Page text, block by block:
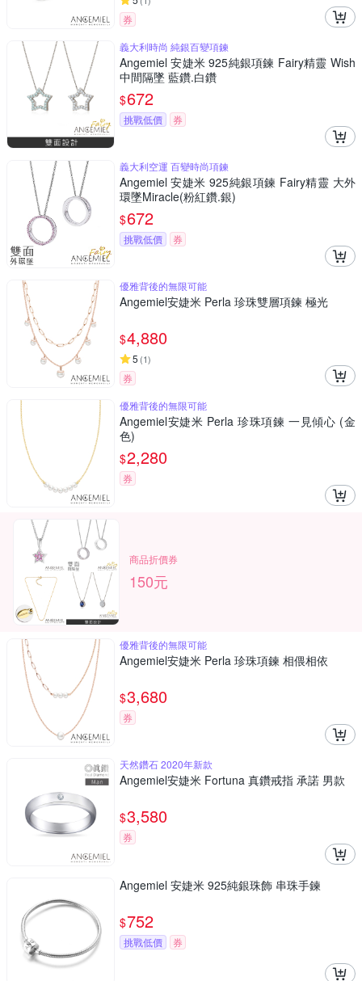
券
義大利時尚 純銀百變項鍊
Angemiel 安婕米 925純銀項鍊 Fairy精靈 Wish
中間隔墜 藍鑽.白鑽
$672
挑戰低價 券
義大利空運 百變時尚項鍊
Angemiel 安婕米 925純銀項鍊 Fairy精靈 大外
環墜Miracle(粉紅鑽.銀)
$672
挑戰低價 券
優雅背後的無限可能
Angemiel安婕米 Perla 珍珠雙層項鍊 極光
$4,880
5 (1)
券
優雅背後的無限可能
Angemiel安婕米 Perla 珍珠項鍊 一見傾心 (金
色)
$2,280
券
商品折價券
150元
優雅背後的無限可能
Angemiel安婕米 Perla 珍珠項鍊 相偎相依
$3,680
券
天然鑽石 2020年新款
Angemiel安婕米 Fortuna 真鑽戒指 承諾 男款
$3,580
券
Angemiel 安婕米 925純銀珠飾 串珠手鍊
$752
挑戰低價 券